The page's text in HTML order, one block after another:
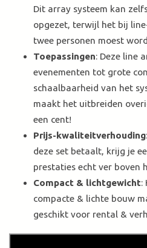
Dit array systeem kan
opgezet, terwijl het bij
twee personen moest
Toepassingen: Deze line
evenementen tot grote
schaalbaarheid van het
maakt het uitbreiden
een cent!
Prijs-kwaliteitverhouding
deze set betaalt, krijg je
prestaties echt ver boven
Compact & lichtgewicht:
compacte & lichte bouw
geschikt voor rental &